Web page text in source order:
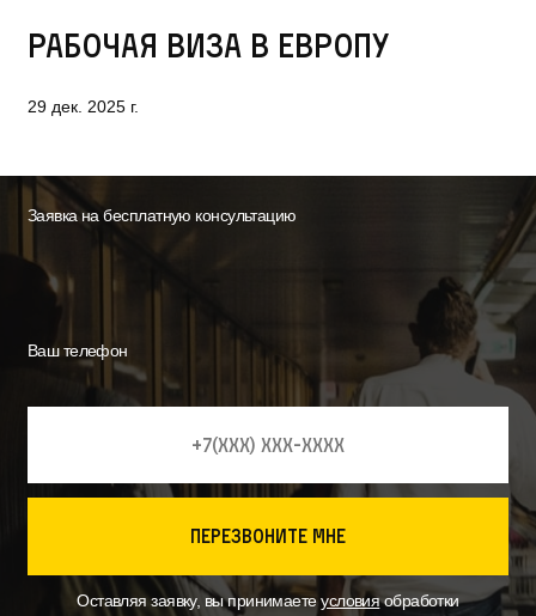
Рабочая виза в Европу
29 дек. 2025 г.
Заявка на бесплатную консультацию
Ваш телефон
перезвоните мне
Оставляя заявку, вы принимаетеусловияобработки